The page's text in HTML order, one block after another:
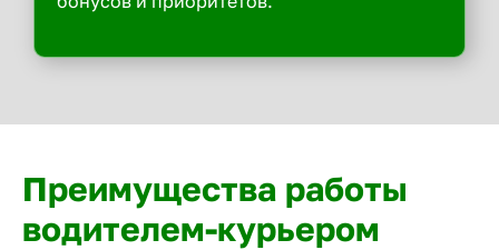
Преимущества работы
водителем-курьером